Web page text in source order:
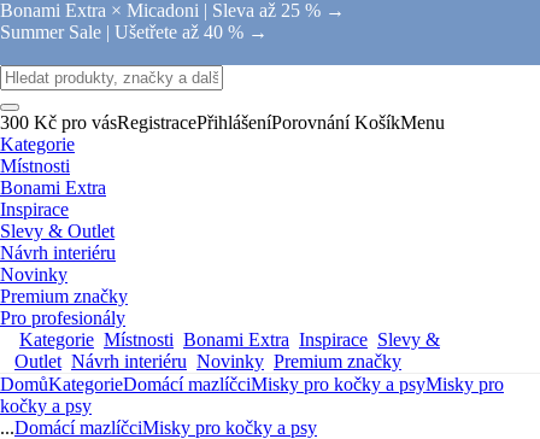
Bonami Extra × Micadoni | Sleva až 25 % →
Summer Sale | Ušetřete až 40 % →
300 Kč pro vásRegistracePřihlášeníPorovnání KošíkMenu
Kategorie
Místnosti
Bonami Extra
Inspirace
Slevy & Outlet
Návrh interiéru
Novinky
Premium značky
Pro profesionály
Kategorie Místnosti Bonami Extra Inspirace Slevy &
Outlet Návrh interiéru Novinky Premium značky
DomůKategorieDomácí mazlíčciMisky pro kočky a psyMisky pro
kočky a psy
...Domácí mazlíčciMisky pro kočky a psy